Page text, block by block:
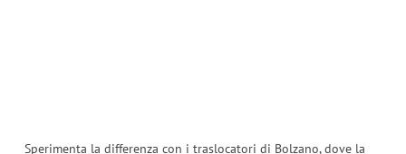
Sperimenta la differenza con i traslocatori di Bolzano, dove la